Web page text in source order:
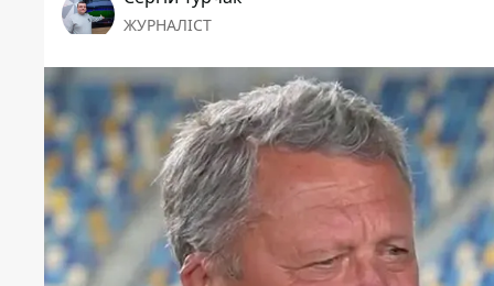
ЖУРНАЛІСТ